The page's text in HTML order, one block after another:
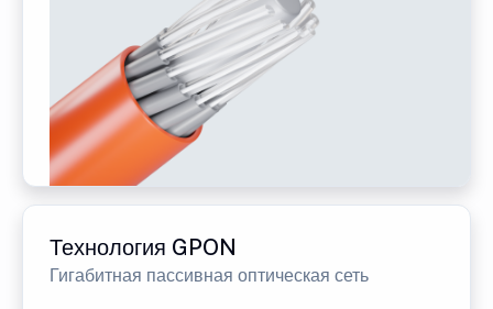
Технология GPON
Гигабитная пассивная оптическая сеть